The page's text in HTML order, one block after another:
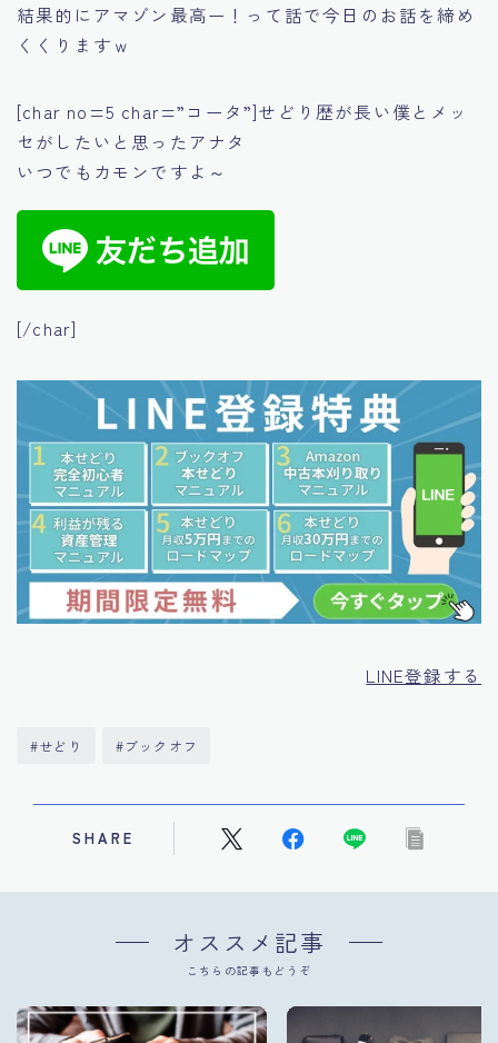
結果的にアマゾン最高ー！って話で今日のお話を締め
くくりますｗ
[char no=5 char=”コータ”]せどり歴が長い僕とメッ
セがしたいと思ったアナタ
いつでもカモンですよ～
[/char]
LINE登録する
#せどり #ブックオフ
SHARE
オススメ記事
こちらの記事もどうぞ